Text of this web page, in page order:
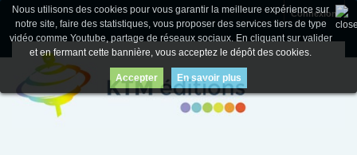
Connexion
Nous utilisons des cookies pour vous garantir la meilleure expérience sur
notre site, faire des statistiques, vous proposer des services tiers de type
vidéo comme Youtube, partage de réseaux sociaux. En cliquant sur valider
et en fermant cette bannière, vous acceptez le dépôt des cookies.
Accepter En savoir plus